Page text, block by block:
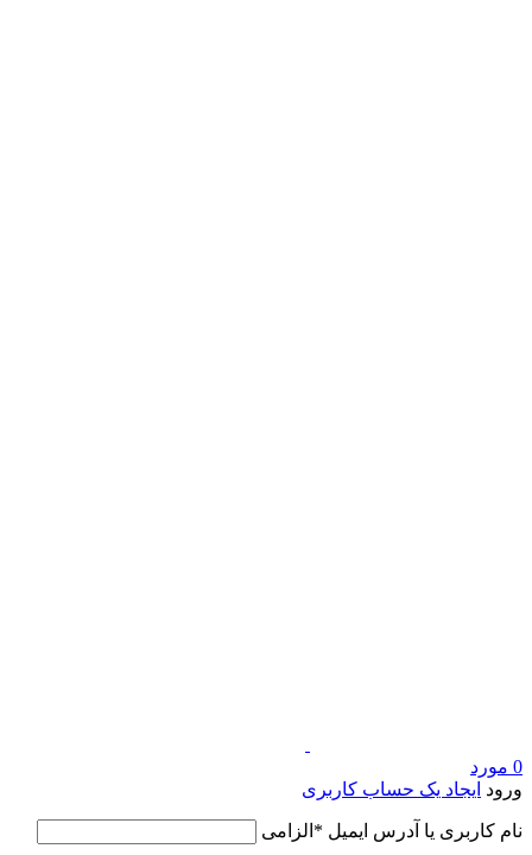
0 مورد
ورود ایجاد یک حساب کاربری
نام کاربری یا آدرس ایمیل * الزامی